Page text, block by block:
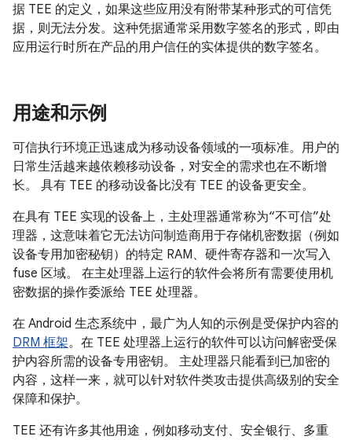
据 TEE 的定义，如果这些应用没有附带某种形式的可信凭
据，则无法分发。这种凭据通常采用数字签名的形式，即由
应用运行时所在产品的用户信任的实体提供的数字签名。
用途和示例
可信执行环境正迅速成为移动设备领域的一项标准。用户的
日常生活越来越依赖移动设备，对安全的需求也在不断增
长。 具有 TEE 的移动设备比没有 TEE 的设备更安全。
在具有 TEE 实现的设备上，主处理器通常称为“不可信”处
理器，这意味着它无法访问制造商用于存储机密数据（例如
设备专用加密秘钥）的特定 RAM、硬件寄存器和一次写入
fuse 区域。 在主处理器上运行的软件会将所有需要使用机
密数据的操作委派给 TEE 处理器。
在 Android 生态系统中，最广为人知的示例是受保护内容的
DRM 框架。在 TEE 处理器上运行的软件可以访问解密受保
护内容所需的设备专用密钥。 主处理器只能看到已加密的
内容，这样一来，就可以针对软件类攻击提供高级别的安全
保障和保护。
TEE 还有许多其他用途，例如移动支付、安全银行、多重